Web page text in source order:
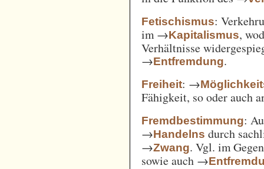
Fetischismus:
im →Kapitalismus,
Verhältnisse
→Entfremdung.
Freiheit: →
Fähigkeit, so oder auch
Fremdbestimmung:
→Handelns durch
→Zwang. Vgl. im
sowie auch →